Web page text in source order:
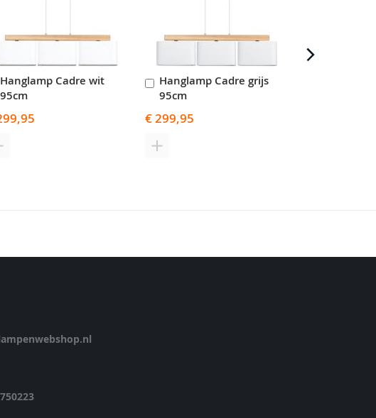
Hanglamp Cadre wit
95cm
In
Winkelwagen
Hanglamp Cadre grijs
95cm
€ 299,95
In
Winkelwagen
TOEVOEGEN